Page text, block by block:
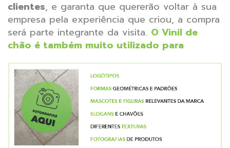
clientes, e garanta que quererão voltar à sua
empresa pela experiência que criou, a compra
será parte integrante da visita. O Vinil de
chão é também muito utilizado para